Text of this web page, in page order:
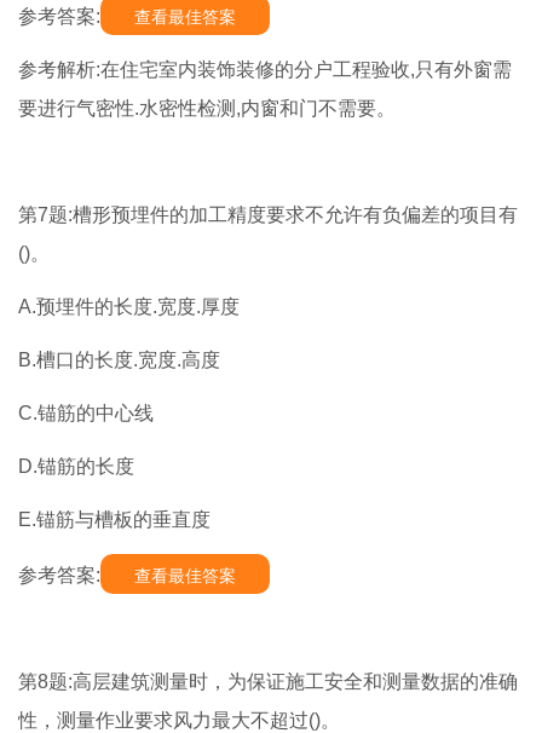
参考答案: 查看最佳答案
参考解析:在住宅室内装饰装修的分户工程验收,只有外窗需
要进行气密性.水密性检测,内窗和门不需要。
第7题:槽形预埋件的加工精度要求不允许有负偏差的项目有
()。
A.预埋件的长度.宽度.厚度
B.槽口的长度.宽度.高度
C.锚筋的中心线
D.锚筋的长度
E.锚筋与槽板的垂直度
参考答案: 查看最佳答案
第8题:高层建筑测量时，为保证施工安全和测量数据的准确
性，测量作业要求风力最大不超过()。